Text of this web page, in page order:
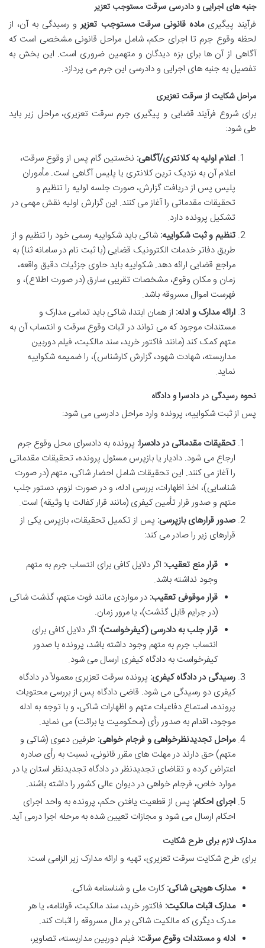
جنبه های اجرایی و دادرسی سرقت مستوجب تعزیر
فرآیند پیگیریماده قانونی سرقت مستوجب تعزیرو رسیدگی به آن، از
لحظه وقوع جرم تا اجرای حکم، شامل مراحل قانونی مشخصی است که
آگاهی از آن ها برای بزه دیدگان و متهمین ضروری است. این بخش به
تفصیل به جنبه های اجرایی و دادرسی این جرم می پردازد.
مراحل شکایت از سرقت تعزیری
برای شروع فرآیند قضایی و پیگیری جرم سرقت تعزیری، مراحل زیر باید
طی شود:
اعلام اولیه به کلانتری/آگاهی: نخستین گام پس از وقوع سرقت،
اعلام آن به نزدیک ترین کلانتری یا پلیس آگاهی است. مأموران
پلیس پس از دریافت گزارش، صورت جلسه اولیه را تنظیم و
تحقیقات مقدماتی را آغاز می کنند. این گزارش اولیه نقش مهمی در
تشکیل پرونده دارد.
تنظیم و ثبت شکواییه: شاکی باید شکواییه رسمی خود را تنظیم و از
طریق دفاتر خدمات الکترونیک قضایی (با ثبت نام در سامانه ثنا) به
مراجع قضایی ارائه دهد. شکواییه باید حاوی جزئیات دقیق واقعه،
زمان و مکان وقوع، مشخصات تقریبی سارق (در صورت اطلاع)، و
فهرست اموال مسروقه باشد.
ارائه مدارک و ادله: از همان ابتدا، شاکی باید تمامی مدارک و
مستندات موجود که می تواند در اثبات وقوع سرقت و انتساب آن به
متهم کمک کند (مانند فاکتور خرید، سند مالکیت، فیلم دوربین
مداربسته، شهادت شهود، گزارش کارشناس)، را ضمیمه شکواییه
نماید.
نحوه رسیدگی در دادسرا و دادگاه
پس از ثبت شکواییه، پرونده وارد مراحل دادرسی می شود:
تحقیقات مقدماتی در دادسرا: پرونده به دادسرای محل وقوع جرم
ارجاع می شود. دادیار یا بازپرس مسئول پرونده، تحقیقات مقدماتی
را آغاز می کنند. این تحقیقات شامل احضار شاکی، متهم (در صورت
شناسایی)، اخذ اظهارات، بررسی ادله، و در صورت لزوم، دستور جلب
متهم و صدور قرار تأمین کیفری (مانند قرار کفالت یا وثیقه) است.
صدور قرارهای بازپرسی: پس از تکمیل تحقیقات، بازپرس یکی از
قرارهای زیر را صادر می کند:
قرار منع تعقیب: اگر دلایل کافی برای انتساب جرم به متهم
وجود نداشته باشد.
قرار موقوفی تعقیب: در مواردی مانند فوت متهم، گذشت شاکی
(در جرایم قابل گذشت)، یا مرور زمان.
قرار جلب به دادرسی (کیفرخواست): اگر دلایل کافی برای
انتساب جرم به متهم وجود داشته باشد، پرونده با صدور
کیفرخواست به دادگاه کیفری ارسال می شود.
رسیدگی در دادگاه کیفری: پرونده سرقت تعزیری معمولاً در دادگاه
کیفری دو رسیدگی می شود. قاضی دادگاه پس از بررسی محتویات
پرونده، استماع دفاعیات متهم و اظهارات شاکی، و با توجه به ادله
موجود، اقدام به صدور رأی (محکومیت یا برائت) می نماید.
مراحل تجدیدنظرخواهی و فرجام خواهی: طرفین دعوی (شاکی و
متهم) حق دارند در مهلت های مقرر قانونی، نسبت به رأی صادره
اعتراض کرده و تقاضای تجدیدنظر در دادگاه تجدیدنظر استان یا در
موارد خاص، فرجام خواهی در دیوان عالی کشور را داشته باشند.
اجرای احکام: پس از قطعیت یافتن حکم، پرونده به واحد اجرای
احکام ارسال می شود و مجازات تعیین شده به مرحله اجرا درمی آید.
مدارک لازم برای طرح شکایت
برای طرح شکایت سرقت تعزیری، تهیه و ارائه مدارک زیر الزامی است:
مدارک هویتی شاکی:کارت ملی و شناسنامه شاکی.
مدارک اثبات مالکیت: فاکتور خرید، سند مالکیت، قولنامه، یا هر
مدرک دیگری که مالکیت شاکی بر مال مسروقه را اثبات کند.
ادله و مستندات وقوع سرقت: فیلم دوربین مداربسته، تصاویر،